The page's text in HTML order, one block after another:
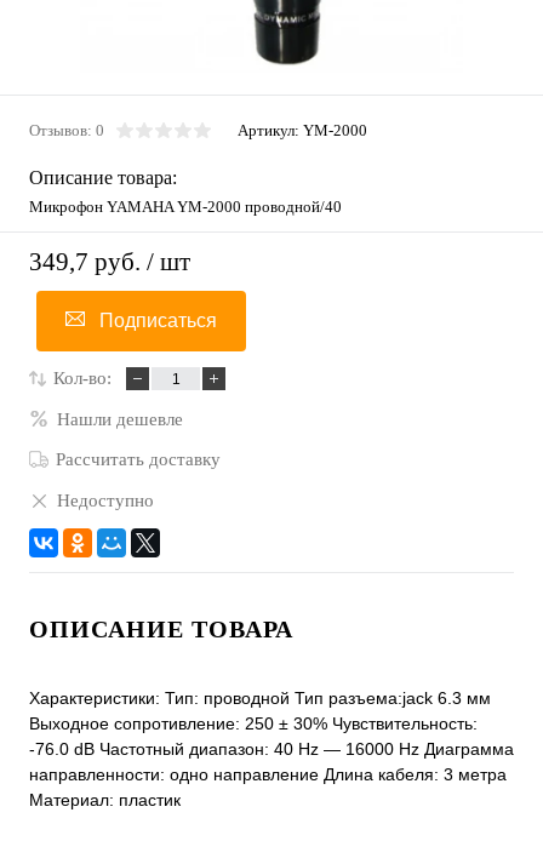
Отзывов: 0 Артикул: YM-2000
Описание товара:
Микрофон YAMAHA YM-2000 проводной/40
349,7 руб. / шт
Подписаться
Кол-во:
Нашли дешевле
Рассчитать доставку
Недоступно
ОПИСАНИЕ ТОВАРА
Характеристики: Тип: проводной Тип разъема:jack 6.3 мм
Выходное сопротивление: 250 ± 30% Чувствительность:
-76.0 dB Частотный диапазон: 40 Hz ― 16000 Hz Диаграмма
направленности: одно направление Длина кабеля: 3 метра
Материал: пластик